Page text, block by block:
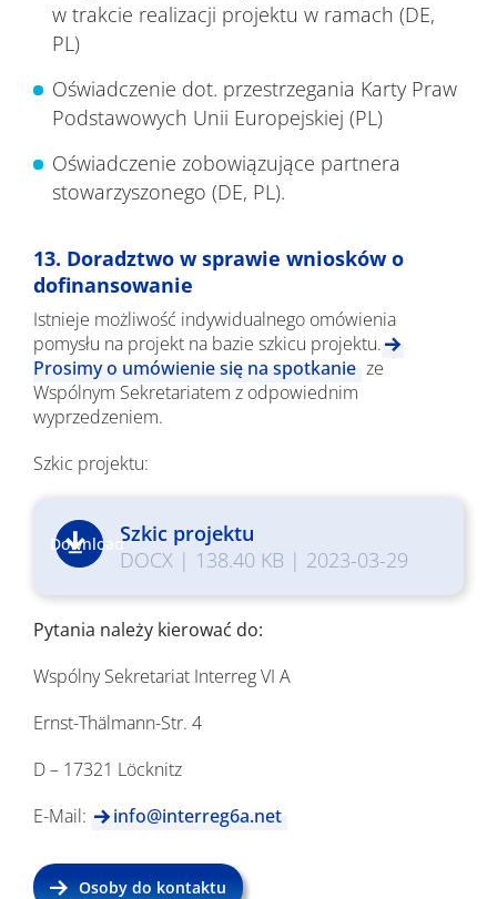
w trakcie realizacji projektu w ramach (DE,
PL)
Oświadczenie dot. przestrzegania Karty Praw
Podstawowych Unii Europejskiej (PL)
Oświadczenie zobowiązujące partnera
stowarzyszonego (DE, PL).
13. Doradztwo w sprawie wniosków o
dofinansowanie
Istnieje możliwość indywidualnego omówienia
pomysłu na projekt na bazie szkicu projektu.
Prosimy o umówienie się na spotkanie ze
Wspólnym Sekretariatem z odpowiednim
wyprzedzeniem.
Szkic projektu:
DownloadSzkic projektu
DOCX| 138.40 KB | 2023-03-29
Pytania należy kierować do:
Wspólny Sekretariat Interreg VI A
Ernst-Thälmann-Str. 4
D – 17321 Löcknitz
E-Mail:
info@interreg6a.net
Osoby do kontaktu